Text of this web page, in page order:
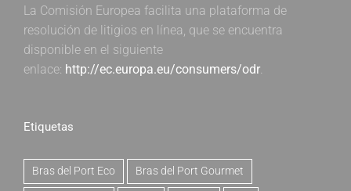
La Comisión Europea facilita una plataforma de
resolución de litigios en línea, que se encuentra
disponible en el siguiente
enlace: http://ec.europa.eu/consumers/odr.
Etiquetas
Bras del Port Eco Bras del Port Gourmet